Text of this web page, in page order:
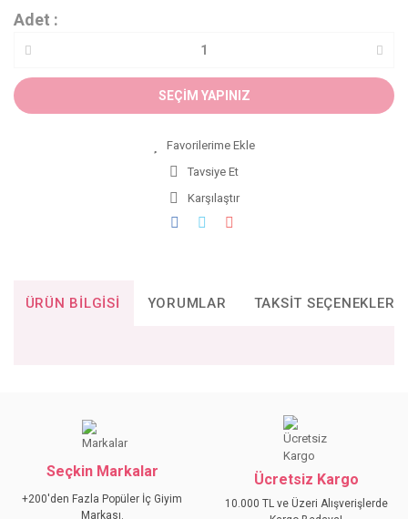
Adet :
SEÇİM YAPINIZ
Tavsiye Et
Karşılaştır
ÜRÜN BILGISI YORUMLAR TAKSIT SEÇENEKLERI
kullanarak tarafımıza iletebilirsiniz.
Görüş ve önerileriniz için teşekkür ederiz.
Ürün açıklamasında eksik bilgiler bulunuyor.
Seçkin Markalar
+200'den Fazla Popüler İç Giyim
Markası.
Ücretsiz Kargo
10.000 TL ve Üzeri Alışverişlerde